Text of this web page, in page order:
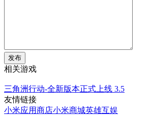
发布
相关游戏
三角洲行动-全新版本正式上线 3.5
友情链接
小米应用商店小米商城英雄互娱